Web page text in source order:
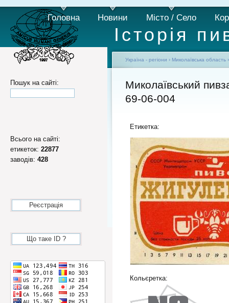
Історія
Головна Новини Місто / Село
Пошук на сайті:
Всього на сайті:
етикеток: 22877
заводів: 428
Реєстрація
Що таке ID ?
Україна - регіони › Миколаївська область
Миколаївський
69-06-004
Етикетка:
Кольєретка: